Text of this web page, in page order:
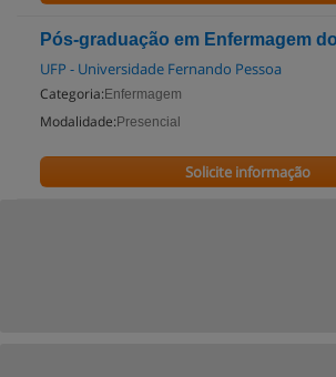
Pós-graduação em Enfermagem
UFP - Universidade Fernando Pessoa
Categoria: Enfermagem
Modalidade: Presencial
Solicite informação